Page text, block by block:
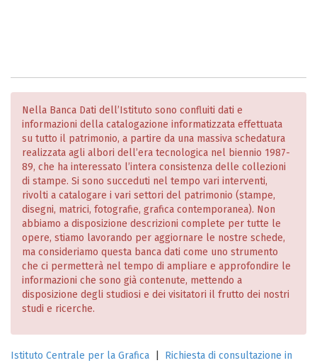
Nella Banca Dati dell’Istituto sono confluiti dati e
informazioni della catalogazione informatizzata effettuata
su tutto il patrimonio, a partire da una massiva schedatura
realizzata agli albori dell’era tecnologica nel biennio 1987-
89, che ha interessato l’intera consistenza delle collezioni
di stampe. Si sono succeduti nel tempo vari interventi,
rivolti a catalogare i vari settori del patrimonio (stampe,
disegni, matrici, fotografie, grafica contemporanea). Non
abbiamo a disposizione descrizioni complete per tutte le
opere, stiamo lavorando per aggiornare le nostre schede,
ma consideriamo questa banca dati come uno strumento
che ci permetterà nel tempo di ampliare e approfondire le
informazioni che sono già contenute, mettendo a
disposizione degli studiosi e dei visitatori il frutto dei nostri
studi e ricerche.
Istituto Centrale per la Grafica
Richiesta di consultazione in